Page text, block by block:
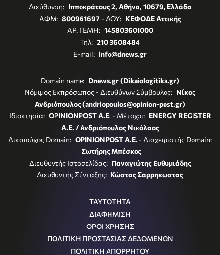
Διεύθυνση: Ιπποκράτους 2, Αθήνα, 10679, Ελλάδα
ΑΦΜ: 800961697- ΔΟΥ: ΚΕΦΟΔΕ Αττικής
ΑΡ. ΓΕΜΗ: 145803601000
Τηλ: 210 3608484
E-mail: info@dnews.gr
Domain name: Dnews.gr (Dikaiologitika.gr)
Νόμιμος Εκπρόσωπος - Διευθύνων Σύμβουλος: Νίκος
Ανδριόπουλος (andriopoulos@opinion-post.gr)
Ιδιοκτησία: OPINIONPOST A.E. - Μέτοχοι: ENERGY REGISTER
Α.Ε. / Ανδριόπουλος Νικόλαος
Δικαιούχος Domain: OPINIONPOST A.E. - Διαχειριστής Domain:
Σωτήρης Μπέσκος
Διευθυντής Ιστοσελίδας: Παναγιώτης Ευθυμιάδης
Διευθυντής Σύνταξης: Κώστας Σαρρηκώστας
ΤΑΥΤΟΤΗΤΑ
ΔΙΑΦΗΜΙΣΗ
ΟΡΟΙ ΧΡΗΣΗΣ
ΠΟΛΙΤΙΚΗ ΠΡΟΣΤΑΣΙΑΣ ΔΕΔΟΜΕΝΩΝ
ΠΟΛΙΤΙΚΗ ΑΠΟΡΡΗΤΟΥ